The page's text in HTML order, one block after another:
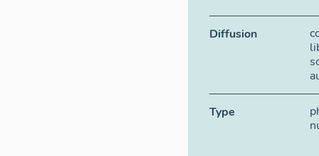
Diffusion
Type